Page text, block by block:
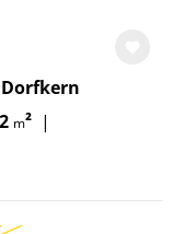
m² |